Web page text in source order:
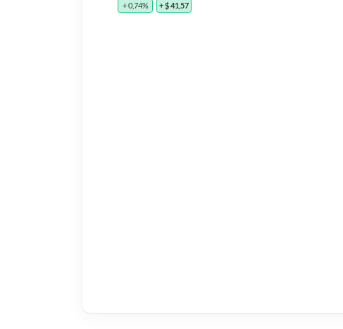
+ 0,74% + $ 41,57